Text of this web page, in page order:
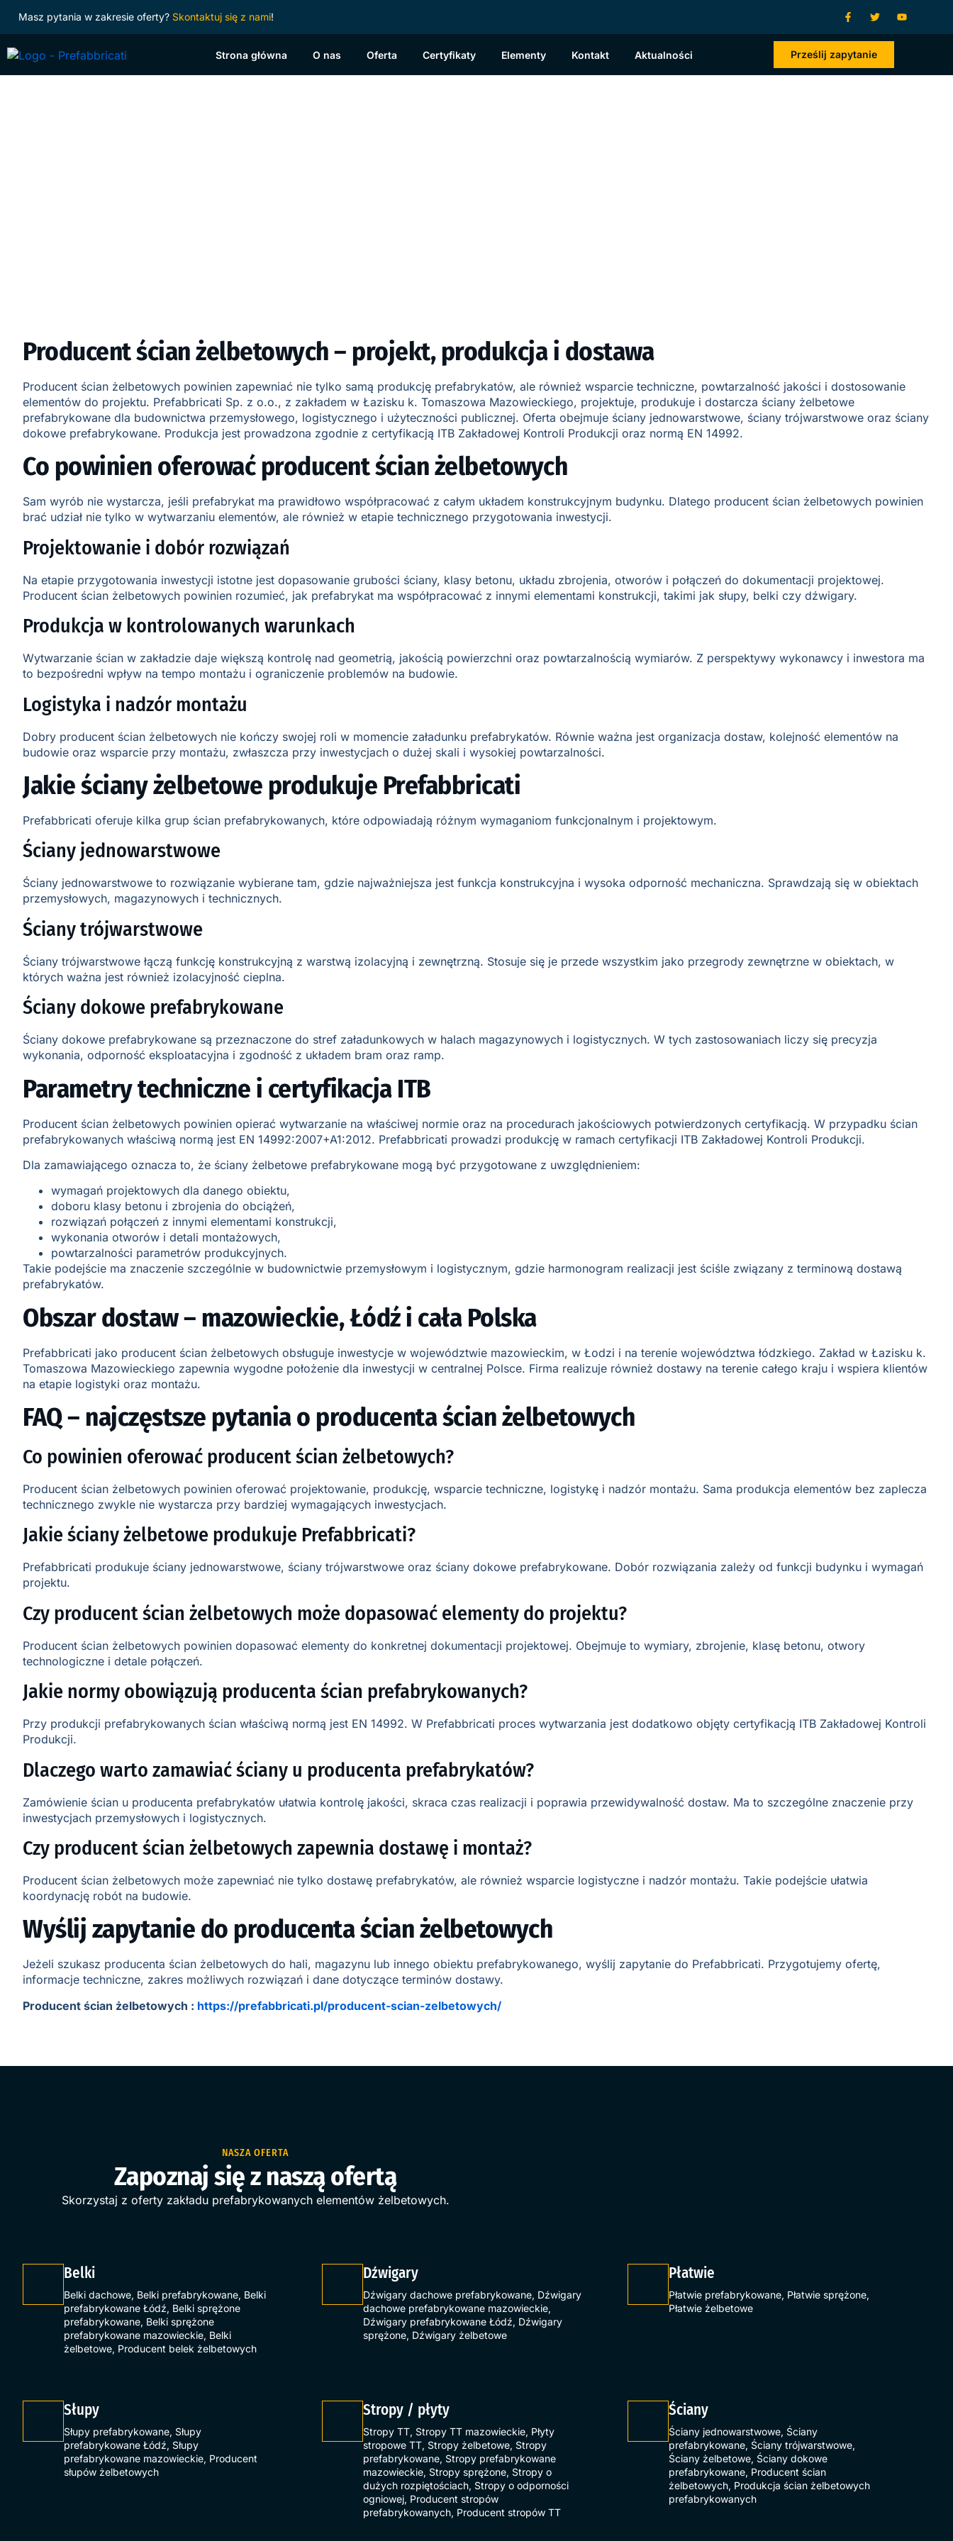
Masz pytania w zakresie oferty? Skontaktuj się z nami!
Strona główna O nas Oferta Certyfikaty Elementy Kontakt Aktualności Prześlij zapytanie
Producent ścian żelbetowych – projekt, produkcja i dostawa
Producent ścian żelbetowych powinien zapewniać nie tylko samą produkcję prefabrykatów, ale również wsparcie techniczne, powtarzalność jakości i dostosowanie
elementów do projektu. Prefabbricati Sp. z o.o., z zakładem w Łazisku k. Tomaszowa Mazowieckiego, projektuje, produkuje i dostarcza ściany żelbetowe
prefabrykowane dla budownictwa przemysłowego, logistycznego i użyteczności publicznej. Oferta obejmuje ściany jednowarstwowe, ściany trójwarstwowe oraz ściany
dokowe prefabrykowane. Produkcja jest prowadzona zgodnie z certyfikacją ITB Zakładowej Kontroli Produkcji oraz normą EN 14992.
Co powinien oferować producent ścian żelbetowych
Sam wyrób nie wystarcza, jeśli prefabrykat ma prawidłowo współpracować z całym układem konstrukcyjnym budynku. Dlatego producent ścian żelbetowych powinien
brać udział nie tylko w wytwarzaniu elementów, ale również w etapie technicznego przygotowania inwestycji.
Projektowanie i dobór rozwiązań
Na etapie przygotowania inwestycji istotne jest dopasowanie grubości ściany, klasy betonu, układu zbrojenia, otworów i połączeń do dokumentacji projektowej.
Producent ścian żelbetowych powinien rozumieć, jak prefabrykat ma współpracować z innymi elementami konstrukcji, takimi jak słupy, belki czy dźwigary.
Produkcja w kontrolowanych warunkach
Wytwarzanie ścian w zakładzie daje większą kontrolę nad geometrią, jakością powierzchni oraz powtarzalnością wymiarów. Z perspektywy wykonawcy i inwestora ma
to bezpośredni wpływ na tempo montażu i ograniczenie problemów na budowie.
Logistyka i nadzór montażu
Dobry producent ścian żelbetowych nie kończy swojej roli w momencie załadunku prefabrykatów. Równie ważna jest organizacja dostaw, kolejność elementów na
budowie oraz wsparcie przy montażu, zwłaszcza przy inwestycjach o dużej skali i wysokiej powtarzalności.
Jakie ściany żelbetowe produkuje Prefabbricati
Prefabbricati oferuje kilka grup ścian prefabrykowanych, które odpowiadają różnym wymaganiom funkcjonalnym i projektowym.
Ściany jednowarstwowe
Ściany jednowarstwowe to rozwiązanie wybierane tam, gdzie najważniejsza jest funkcja konstrukcyjna i wysoka odporność mechaniczna. Sprawdzają się w obiektach
przemysłowych, magazynowych i technicznych.
Ściany trójwarstwowe
Ściany trójwarstwowe łączą funkcję konstrukcyjną z warstwą izolacyjną i zewnętrzną. Stosuje się je przede wszystkim jako przegrody zewnętrzne w obiektach, w
których ważna jest również izolacyjność cieplna.
Ściany dokowe prefabrykowane
Ściany dokowe prefabrykowane są przeznaczone do stref załadunkowych w halach magazynowych i logistycznych. W tych zastosowaniach liczy się precyzja
wykonania, odporność eksploatacyjna i zgodność z układem bram oraz ramp.
Parametry techniczne i certyfikacja ITB
Producent ścian żelbetowych powinien opierać wytwarzanie na właściwej normie oraz na procedurach jakościowych potwierdzonych certyfikacją. W przypadku ścian
prefabrykowanych właściwą normą jest EN 14992:2007+A1:2012. Prefabbricati prowadzi produkcję w ramach certyfikacji ITB Zakładowej Kontroli Produkcji.
Dla zamawiającego oznacza to, że ściany żelbetowe prefabrykowane mogą być przygotowane z uwzględnieniem:
wymagań projektowych dla danego obiektu,
doboru klasy betonu i zbrojenia do obciążeń,
rozwiązań połączeń z innymi elementami konstrukcji,
wykonania otworów i detali montażowych,
powtarzalności parametrów produkcyjnych.
Takie podejście ma znaczenie szczególnie w budownictwie przemysłowym i logistycznym, gdzie harmonogram realizacji jest ściśle związany z terminową dostawą
prefabrykatów.
Obszar dostaw – mazowieckie, Łódź i cała Polska
Prefabbricati jako producent ścian żelbetowych obsługuje inwestycje w województwie mazowieckim, w Łodzi i na terenie województwa łódzkiego. Zakład w Łazisku k.
Tomaszowa Mazowieckiego zapewnia wygodne położenie dla inwestycji w centralnej Polsce. Firma realizuje również dostawy na terenie całego kraju i wspiera klientów
na etapie logistyki oraz montażu.
FAQ – najczęstsze pytania o producenta ścian żelbetowych
Co powinien oferować producent ścian żelbetowych?
Producent ścian żelbetowych powinien oferować projektowanie, produkcję, wsparcie techniczne, logistykę i nadzór montażu. Sama produkcja elementów bez zaplecza
technicznego zwykle nie wystarcza przy bardziej wymagających inwestycjach.
Jakie ściany żelbetowe produkuje Prefabbricati?
Prefabbricati produkuje ściany jednowarstwowe, ściany trójwarstwowe oraz ściany dokowe prefabrykowane. Dobór rozwiązania zależy od funkcji budynku i wymagań
projektu.
Czy producent ścian żelbetowych może dopasować elementy do projektu?
Producent ścian żelbetowych powinien dopasować elementy do konkretnej dokumentacji projektowej. Obejmuje to wymiary, zbrojenie, klasę betonu, otwory
technologiczne i detale połączeń.
Jakie normy obowiązują producenta ścian prefabrykowanych?
Przy produkcji prefabrykowanych ścian właściwą normą jest EN 14992. W Prefabbricati proces wytwarzania jest dodatkowo objęty certyfikacją ITB Zakładowej Kontroli
Produkcji.
Dlaczego warto zamawiać ściany u producenta prefabrykatów?
Zamówienie ścian u producenta prefabrykatów ułatwia kontrolę jakości, skraca czas realizacji i poprawia przewidywalność dostaw. Ma to szczególne znaczenie przy
inwestycjach przemysłowych i logistycznych.
Czy producent ścian żelbetowych zapewnia dostawę i montaż?
Producent ścian żelbetowych może zapewniać nie tylko dostawę prefabrykatów, ale również wsparcie logistyczne i nadzór montażu. Takie podejście ułatwia
koordynację robót na budowie.
Wyślij zapytanie do producenta ścian żelbetowych
Jeżeli szukasz producenta ścian żelbetowych do hali, magazynu lub innego obiektu prefabrykowanego, wyślij zapytanie do Prefabbricati. Przygotujemy ofertę,
informacje techniczne, zakres możliwych rozwiązań i dane dotyczące terminów dostawy.
Producent ścian żelbetowych : https://prefabbricati.pl/producent-scian-zelbetowych/
NASZA OFERTA
Zapoznaj się z naszą ofertą
Skorzystaj z oferty zakładu prefabrykowanych elementów żelbetowych.
Belki
Belki dachowe, Belki prefabrykowane, Belki
prefabrykowane Łódź, Belki sprężone
prefabrykowane, Belki sprężone
prefabrykowane mazowieckie, Belki
żelbetowe, Producent belek żelbetowych
Dźwigary
Dźwigary dachowe prefabrykowane, Dźwigary
dachowe prefabrykowane mazowieckie,
Dźwigary prefabrykowane Łódź, Dźwigary
sprężone, Dźwigary żelbetowe
Płatwie
Płatwie prefabrykowane, Płatwie sprężone,
Płatwie żelbetowe
Słupy
Słupy prefabrykowane, Słupy
prefabrykowane Łódź, Słupy
prefabrykowane mazowieckie, Producent
słupów żelbetowych
Stropy / płyty
Stropy TT, Stropy TT mazowieckie, Płyty
stropowe TT, Stropy żelbetowe, Stropy
prefabrykowane, Stropy prefabrykowane
mazowieckie, Stropy sprężone, Stropy o
dużych rozpiętościach, Stropy o odporności
ogniowej, Producent stropów
prefabrykowanych, Producent stropów TT
Ściany
Ściany jednowarstwowe, Ściany
prefabrykowane, Ściany trójwarstwowe,
Ściany żelbetowe, Ściany dokowe
prefabrykowane, Producent ścian
żelbetowych, Produkcja ścian żelbetowych
prefabrykowanych